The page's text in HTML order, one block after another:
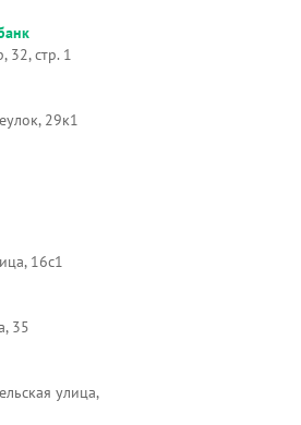
32, стр. 1
29к1
16с1
35
улица,